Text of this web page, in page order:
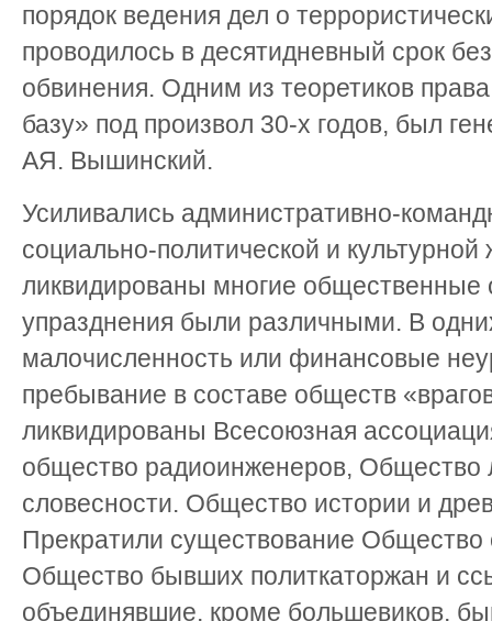
порядок ведения дел о
проводилось в десятидневный срок
обвинения. Одним из теоретиков
базу» под произвол 30-х годов, был
АЯ. Вышинский.
Усиливались административно-
социально-политической и
ликвидированы многие общественные
упразднения были различными. В
малочисленность или финансовые
пребывание в составе обществ
ликвидированы Всесоюзная
общество радиоинженеров, Общество
словесности. Общество истории и
Прекратили существование
Общество бывших политкаторжан и
объединявшие, кроме большевиков,